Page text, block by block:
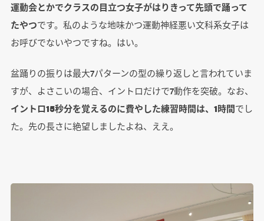
運動会とかでクラスの目立つ女子がはりきって先頭で踊って
たやつです。私のような地味かつ運動神経悪い文科系女子は
お呼びでないやつですね。はい。
盆踊りの振りは最大7パターンの型の繰り返しと言われていま
すが、よさこいの場合、イントロだけで7動作を突破。なお、
イントロ15秒分を覚えるのに費やした練習時間は、1時間でし
た。先の長さに絶望しましたよね、ええ。